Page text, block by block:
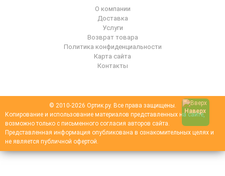
О компании
Доставка
Услуги
Возврат товара
Политика конфиденциальности
Карта сайта
Контакты
© 2010-2026 Ортик.ру. Все права защищены.
Копирование и использование материалов представленных на сайте,
возможно только с письменного согласия авторов сайта.
Представленная информация опубликована в ознакомительных целях и
не является публичной офертой.
Наверх